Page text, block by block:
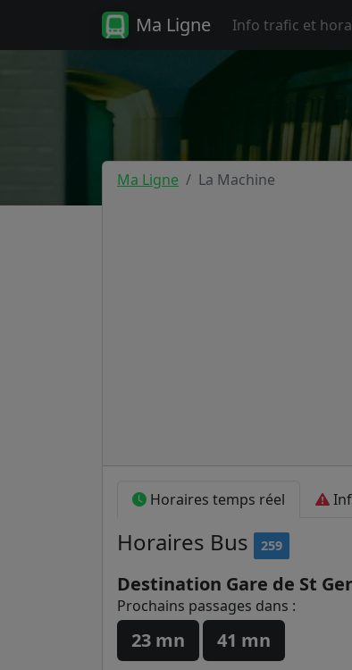
Ma Ligne Info trafic et
Ma Ligne La Machine
Horaires temps réel
Horaires Bus 259
Destination Gare de St
Prochains passages dans :
23 mn
41 mn